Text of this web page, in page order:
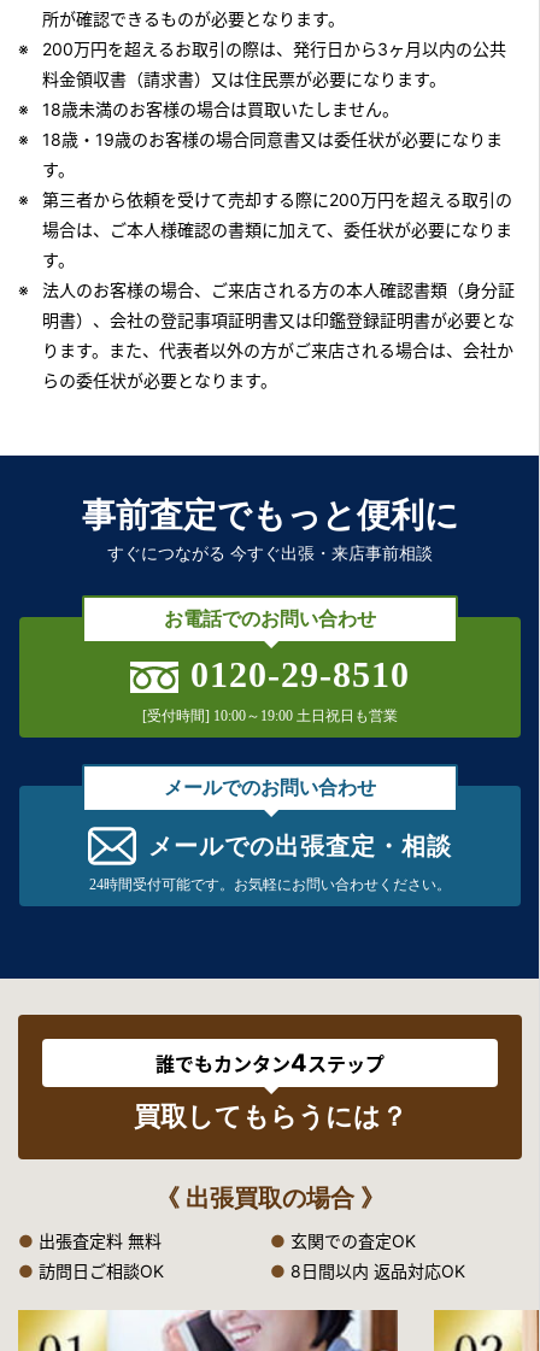
所が確認できるものが必要となります。
200万円を超えるお取引の際は、発行日から3ヶ月以内の公共
料金領収書（請求書）又は住民票が必要になります。
18歳未満のお客様の場合は買取いたしません。
18歳・19歳のお客様の場合同意書又は委任状が必要になりま
す。
第三者から依頼を受けて売却する際に200万円を超える取引の
場合は、ご本人様確認の書類に加えて、委任状が必要になりま
す。
法人のお客様の場合、ご来店される方の本人確認書類（身分証
明書）、会社の登記事項証明書又は印鑑登録証明書が必要とな
ります。また、代表者以外の方がご来店される場合は、会社か
らの委任状が必要となります。
事前査定でもっと便利に
すぐにつながる 今すぐ出張・来店事前相談
お電話でのお問い合わせ
0120-29-8510
[受付時間] 10:00～19:00 土日祝日も営業
メールでのお問い合わせ
メールでの出張査定・相談
24時間受付可能です。お気軽にお問い合わせください。
誰でもカンタン4ステップ
買取してもらうには？
《 出張買取の場合 》
● 出張査定料 無料 ● 玄関での査定OK
● 訪問日ご相談OK ● 8日間以内 返品対応OK